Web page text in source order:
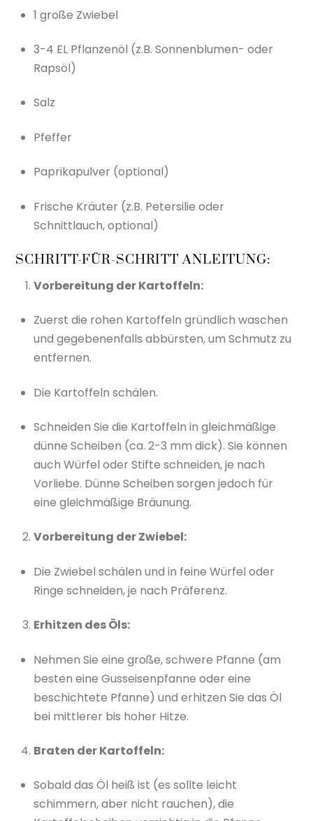
1 große Zwiebel
3-4 EL Pflanzenöl (z.B. Sonnenblumen- oder
Rapsöl)
Salz
Pfeffer
Paprikapulver (optional)
Frische Kräuter (z.B. Petersilie oder
Schnittlauch, optional)
SCHRITT-FÜR-SCHRITT ANLEITUNG:
Vorbereitung der Kartoffeln:
Zuerst die rohen Kartoffeln gründlich waschen
und gegebenenfalls abbürsten, um Schmutz zu
entfernen.
Die Kartoffeln schälen.
Schneiden Sie die Kartoffeln in gleichmäßige
dünne Scheiben (ca. 2-3 mm dick). Sie können
auch Würfel oder Stifte schneiden, je nach
Vorliebe. Dünne Scheiben sorgen jedoch für
eine gleichmäßige Bräunung.
Vorbereitung der Zwiebel:
Die Zwiebel schälen und in feine Würfel oder
Ringe schneiden, je nach Präferenz.
Erhitzen des Öls:
Nehmen Sie eine große, schwere Pfanne (am
besten eine Gusseisenpfanne oder eine
beschichtete Pfanne) und erhitzen Sie das Öl
bei mittlerer bis hoher Hitze.
Braten der Kartoffeln:
Sobald das Öl heiß ist (es sollte leicht
schimmern, aber nicht rauchen), die